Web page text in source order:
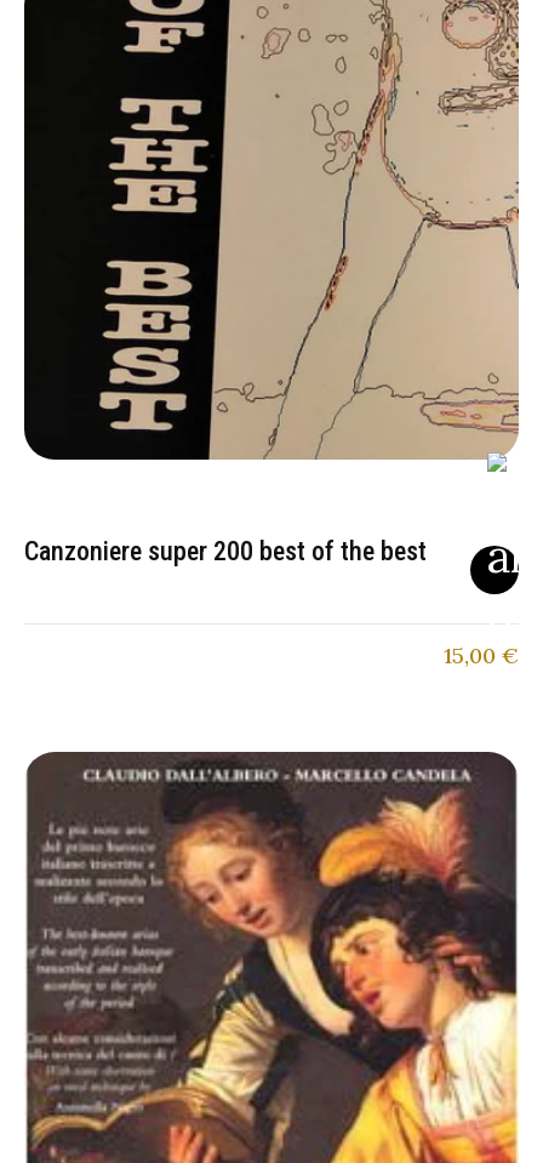
Canzoniere super 200 best of the best
15,00 €